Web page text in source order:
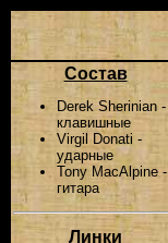
Состав
Derek Sherinian -
клавишные
Virgil Donati -
ударные
Tony MacAlpine -
гитара
Линки